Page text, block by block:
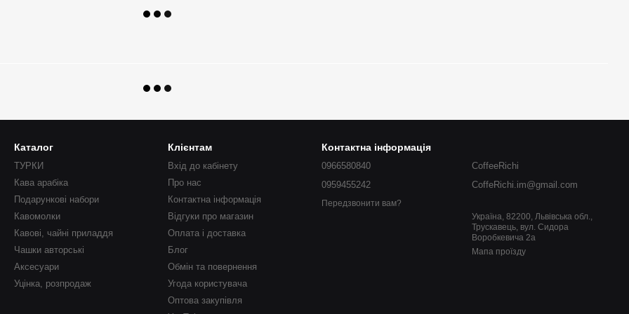
Каталог
ТУРКИ
Кава арабіка
Подарункові набори
Кавомолки
Кавові, чайні приладдя
Чашки авторські
Аксесуари
Уцінка, розпродаж
Клієнтам
Вхід до кабінету
Про нас
Контактна інформація
Відгуки про магазин
Оплата і доставка
Блог
Обмін та повернення
Угода користувача
Оптова закупівля
Контактна інформація
0966580840
0959455242
Передзвонити вам?
CoffeeRichi
CoffeRichi.im@gmail.com
Україна, 82200, Львівська обл.,
Трускавець, вул. Сидора
Воробкевича 2a
Мапа проїзду